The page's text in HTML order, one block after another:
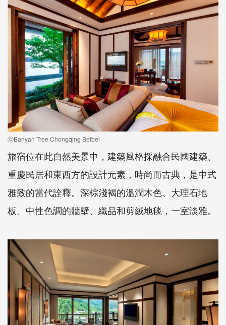
ⓒBanyan Tree Chongqing Beibei
旅宿位在此自然美景中，建築風格採融合民國建築、
重慶民居和東西方的設計元素，時尚而古典，是中式
雅致的當代詮釋。深棕淺褐的溫潤木色、大理石地
板、中性色調的牆壁、織品和剪絨地毯，一室淡雅。